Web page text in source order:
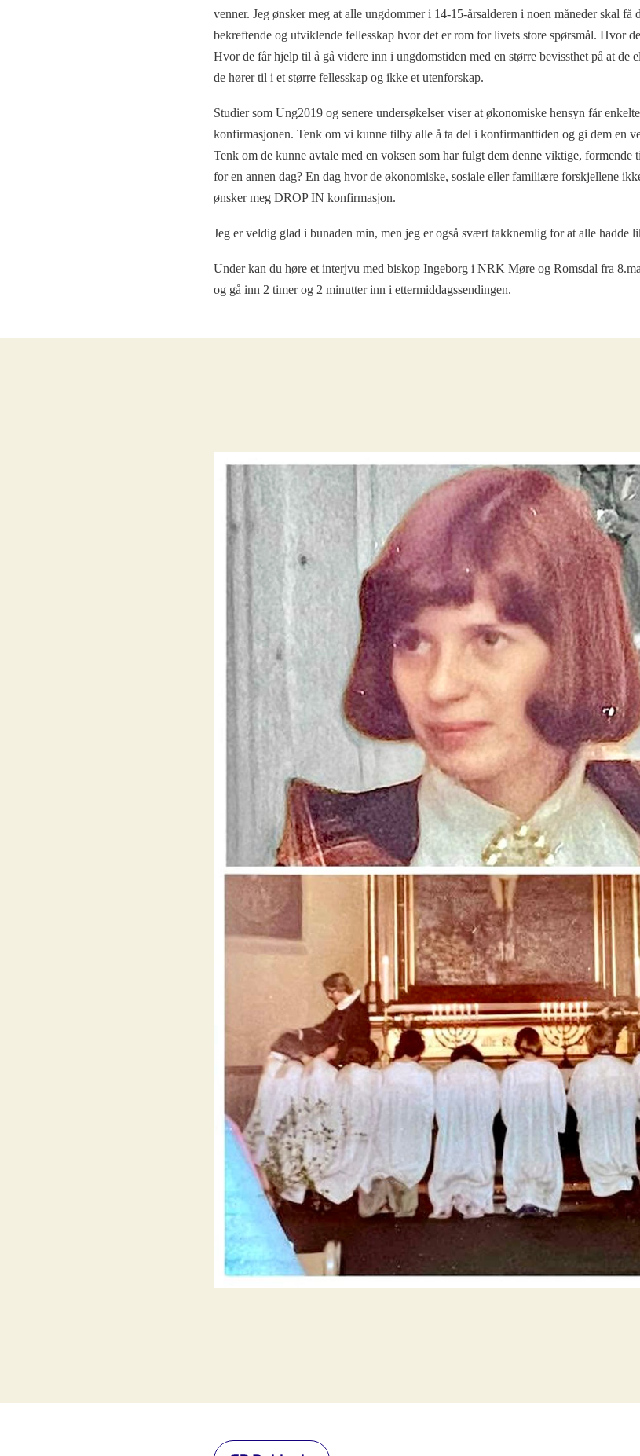
venner. Jeg ønsker meg at alle ungdommer i 14-15-årsalderen i noen måneder skal få
bekreftende og utviklende fellesskap hvor det er rom for livets store spørsmål. Hvor
Hvor de får hjelp til å gå videre inn i ungdomstiden med en større bevissthet på at de
de hører til i et større fellesskap og ikke et utenforskap.
Studier som Ung2019 og senere undersøkelser viser at økonomiske hensyn får
konfirmasjonen. Tenk om vi kunne tilby alle å ta del i konfirmanttiden og gi dem en
Tenk om de kunne avtale med en voksen som har fulgt dem denne viktige,
for en annen dag? En dag hvor de økonomiske, sosiale eller familiære forskjellene
ønsker meg DROP IN konfirmasjon.
Jeg er veldig glad i bunaden min, men jeg er også svært takknemlig for at alle hadde
Under kan du høre et interjvu med biskop Ingeborg i NRK Møre og Romsdal fra
og gå inn 2 timer og 2 minutter inn i ettermiddagssendingen.